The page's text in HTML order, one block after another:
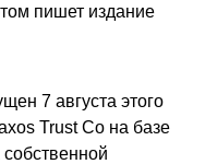
пишет издание
7 августа этого
Trust Co на базе